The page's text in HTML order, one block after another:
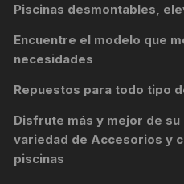
Piscinas desmontables,
Encuentre el modelo que
necesidades
Repuestos para todo tipo
Disfrute más y mejor de
variedad de Accesorios y
piscinas